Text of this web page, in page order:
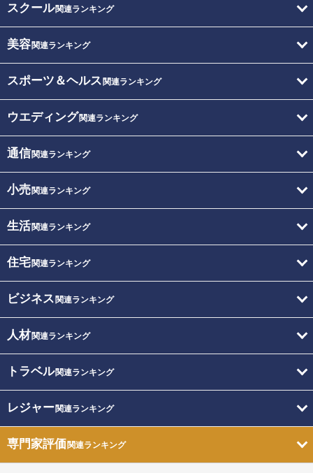
スクール関連ランキング
美容関連ランキング
スポーツ＆ヘルス 関連ランキング
ウエディング関連ランキング
通信関連ランキング
小売関連ランキング
生活関連ランキング
住宅関連ランキング
ビジネス 関連ランキング
人材関連ランキング
トラベル関連ランキング
レジャー関連ランキング
専門家評価関連ランキング